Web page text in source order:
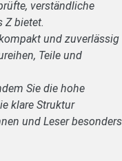
verständliche
Z bietet.
und zuverlässig
Teile und
Sie die hohe
klare Struktur
und Leser besonders